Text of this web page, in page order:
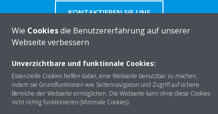
KONTAKTIEREN SIE UNS
Über DAIKIN
Anwendungsbereiche
Wie Cookiesdie Benutzererfahrung auf unserer
Webseite verbessern
Unverzichtbare und funktionale Cookies:
Essenzielle Cookies helfen dabei, eine Webseite benutzbar zu machen,
indem sie Grundfunktionen wie Seitennavigation und Zugriff auf sichere
Bereiche der Webseite ermöglichen. Die Webseite kann ohne diese Cookies
nicht richtig funktionieren (Minimale Cookies).